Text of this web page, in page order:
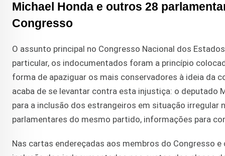
Michael Honda e outros 28
Congresso
O assunto principal no Congresso Nacional dos
particular, os indocumentados foram a princípio
forma de apaziguar os mais conservadores à ideia da
acaba de se levantar contra esta injustiça: o
para a inclusão dos estrangeiros em situação irregular
parlamentares do mesmo partido, informações para
Nas cartas endereçadas aos membros do Congresso